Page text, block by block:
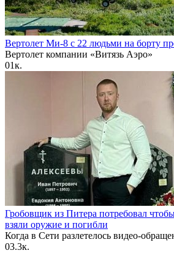
Вертолет Ми-8 с 22 людьми на борту
Вертолет компании «Витязь Аэро»
01к.
Гробовщик из Питера потребовал
взяли оружие и погибли
Когда в Сети разлетелось видео-
03.3к.